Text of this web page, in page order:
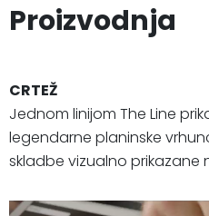
Proizvodnja
CRTEŽ
Jednom linijom The Line
legendarne planinske
skladbe vizualno prikazane